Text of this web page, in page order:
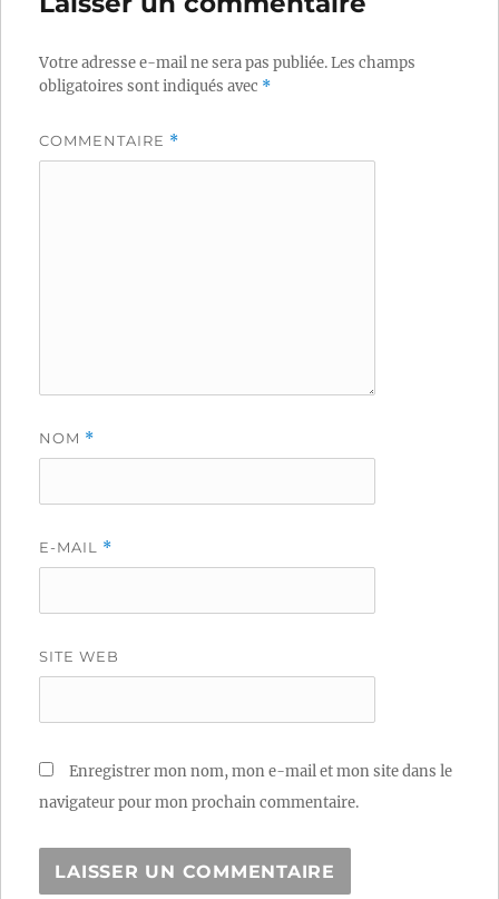
Votre adresse e-mail ne sera pas publiée.Les champs
obligatoires sont indiqués avec *
COMMENTAIRE *
NOM *
E-MAIL *
SITE WEB
Enregistrer mon nom, mon e-mail et mon site dans le
navigateur pour mon prochain commentaire.